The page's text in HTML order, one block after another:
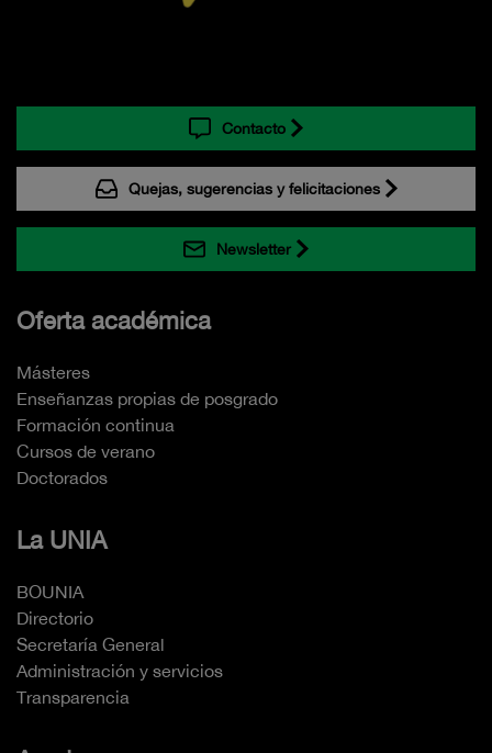
Contacto
Quejas, sugerencias y felicitaciones
Newsletter
Oferta académica
Másteres
Enseñanzas propias de posgrado
Formación continua
Cursos de verano
Doctorados
La UNIA
BOUNIA
Directorio
Secretaría General
Administración y servicios
Transparencia